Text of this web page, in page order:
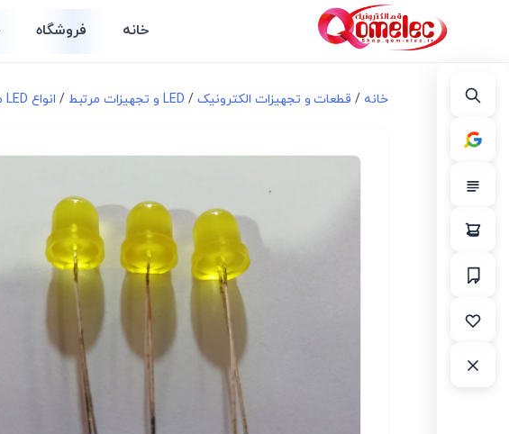
خانه فروشگاه
خانه / قطعات و تجهیزات الکترونیک / LED و تجهیزات مرتبط / انواع LED مات لیزری اوال کلاهی